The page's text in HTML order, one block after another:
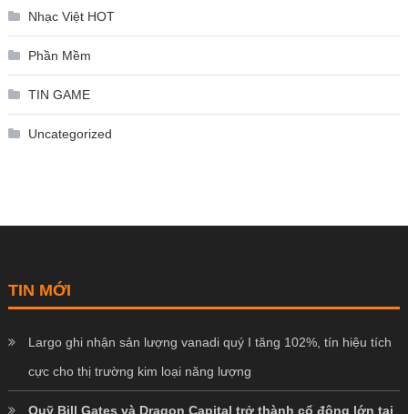
Nhạc Việt HOT
Phần Mềm
TIN GAME
Uncategorized
TIN MỚI
Largo ghi nhận sản lượng vanadi quý I tăng 102%, tín hiệu tích
cực cho thị trường kim loại năng lượng
Quỹ Bill Gates và Dragon Capital trở thành cổ đông lớn tại